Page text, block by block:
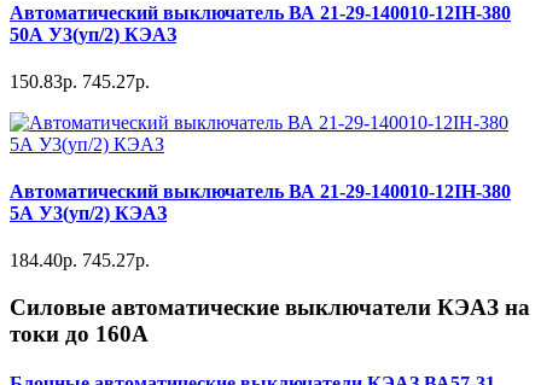
Автоматический выключатель ВА 21-29-140010-12IH-380
50А У3(уп/2) КЭАЗ
150.83р. 745.27р.
Автоматический выключатель ВА 21-29-140010-12IH-380
5А У3(уп/2) КЭАЗ
184.40р. 745.27р.
Силовые автоматические выключатели КЭАЗ на
токи до 160А